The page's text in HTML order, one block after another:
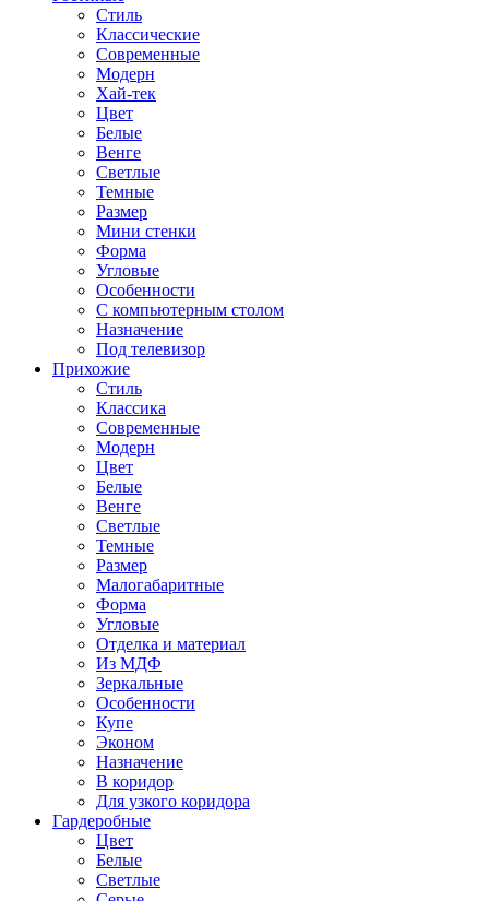
Стиль
Классические
Современные
Модерн
Хай-тек
Цвет
Белые
Венге
Светлые
Темные
Размер
Мини стенки
Форма
Угловые
Особенности
С компьютерным столом
Назначение
Под телевизор
Прихожие
Стиль
Классика
Современные
Модерн
Цвет
Белые
Венге
Светлые
Темные
Размер
Малогабаритные
Форма
Угловые
Отделка и материал
Из МДФ
Зеркальные
Особенности
Купе
Эконом
Назначение
В коридор
Для узкого коридора
Гардеробные
Цвет
Белые
Светлые